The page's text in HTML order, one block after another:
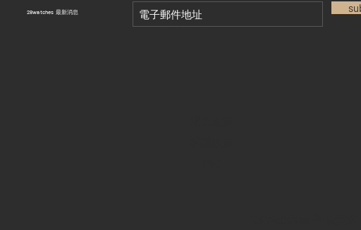
​28watches 最新消息